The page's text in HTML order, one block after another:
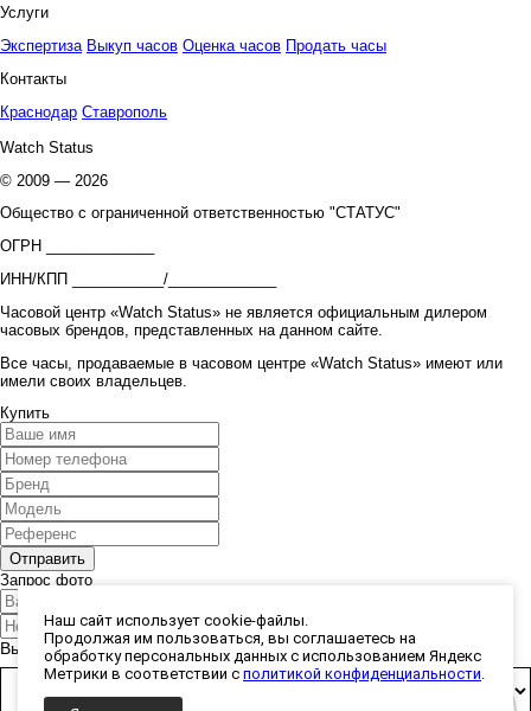
Услуги
Экспертиза Выкуп часов Оценка часов Продать часы
Контакты
Краснодар Ставрополь
Watch Status
© 2009 — 2026
Общество с ограниченной ответственностью "СТАТУС"
ОГРН _____________
ИНН/КПП ___________/_____________
Часовой центр «Watch Status» не является официальным дилером
часовых брендов, представленных на данном сайте.
Все часы, продаваемые в часовом центре «Watch Status» имеют или
имели своих владельцев.
Купить
Запрос фото
Выберите способ получения фото:
Наш сайт использует cookie-файлы.
Продолжая им пользоваться, вы соглашаетесь на
обработку персональных данных с использованием Яндекс
Метрики в соответствии с политикой конфиденциальности.